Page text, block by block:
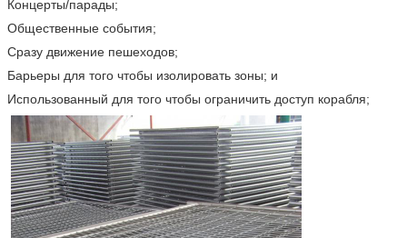
Концерты/парады;
Общественные события;
Сразу движение пешеходов;
Барьеры для того чтобы изолировать зоны; и
Использованный для того чтобы ограничить доступ корабля;